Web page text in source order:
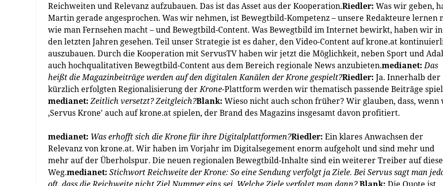
Reichweiten und Relevanz aufzubauen. Das ist das Asset aus der Kooperation.Riedler: Was wir geben,
Martin gerade angesprochen. Was wir nehmen, ist Bewegtbild-Kompetenz – unsere Redakteure lernen
wie man Fernsehen macht – und Bewegtbild-Content. Was Bewegtbild im Internet bewirkt, haben wir in
den letzten Jahren gesehen. Teil unser Strategie ist es daher, den Video-Content auf krone.at
auszubauen. Durch die Kooperation mit ServusTV haben wir jetzt die Möglichkeit, neben Sport und
auch hochqualitativen Bewegtbild-Content aus dem Bereich regionale News anzubieten.medianet:Das
heißt die Magazinbeiträge werden auf den digitalen Kanälen derKrone gespielt?Riedler: Ja. Innerhalb der
kürzlich erfolgten Regionalisierung derKrone-Plattform werden wir thematisch passende Beiträge
medianet:Zeitlich versetzt? Zeitgleich?Blank: Wieso nicht auch schon früher? Wir glauben, dass,
‚Servus Krone' auch auf krone.at spielen, der Brand des Magazins insgesamt davon profitiert.
medianet: Was erhofft sich dieKronefür ihre Digitalplattformen?Riedler: Ein klares Anwachsen der
Relevanz von krone.at. Wir haben im Vorjahr im Digitalsegement enorm aufgeholt und sind mehr und
mehr auf der Überholspur. Die neuen regionalen Bewegtbild-Inhalte sind ein weiterer Treiber auf
Weg.medianet: Stichwort Reichweite derKrone: So eine Sendung verfolgt ja Ziele. Bei Servus sagt man